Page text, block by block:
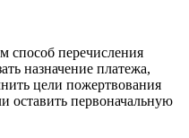
способ перечисления
назначение платежа,
цели пожертвования
первоначальную